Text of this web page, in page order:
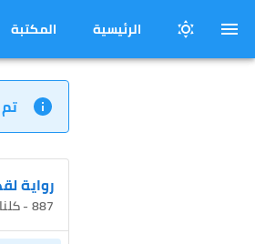
الرئيسية المكتبة
رواية
887 - كلنا من أصل واحد